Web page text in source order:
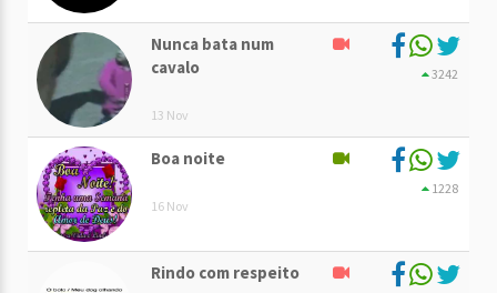
Nunca bata num
cavalo
13 Nov
3242
Boa noite
16 Nov
1228
Rindo com respeito